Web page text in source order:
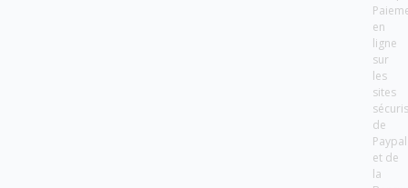
en
ligne
sur
les
sites
de
Paypal
et de
la